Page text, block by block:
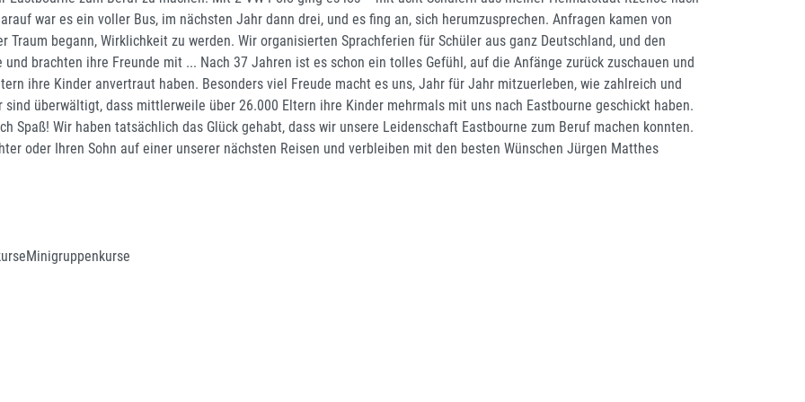
war es ein voller Bus, im nächsten Jahr dann drei, und es fing an, sich herumzusprechen. Anfragen kamen von
begann, Wirklichkeit zu werden. Wir organisierten Sprachferien für Schüler aus ganz Deutschland, und den
brachten ihre Freunde mit ... Nach 37 Jahren ist es schon ein tolles Gefühl, auf die Anfänge zurück zuschauen und
ihre Kinder anvertraut haben. Besonders viel Freude macht es uns, Jahr für Jahr mitzuerleben, wie zahlreich und
überwältigt, dass mittlerweile über 26.000 Eltern ihre Kinder mehrmals mit uns nach Eastbourne geschickt haben.
Spaß! Wir haben tatsächlich das Glück gehabt, dass wir unsere Leidenschaft Eastbourne zum Beruf machen konnten.
oder Ihren Sohn auf einer unserer nächsten Reisen und verbleiben mit den besten Wünschen Jürgen Matthes